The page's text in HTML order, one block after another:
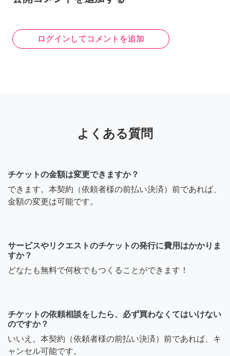
可能ですがお住まいはどち
らでしょうか？
はじめまして。１５０L以下
6年前
ご質問頂きありがとうござ
います。住まいは八王子に
なります。土日平日対応し
ていますが時間帯も日によ
ログインしてコメントを追加
よくある質問
チケットの金額は変更できますか？
できます。本契約（依頼者様の前払い決済）前であれば、
金額の変更は可能です。
サービスやリクエストのチケットの発行に費用はかかりま
すか？
どなたも無料で何枚でもつくることができます！
チケットの依頼相談をしたら、必ず買わなくてはいけない
のですか？
いいえ。本契約（依頼者様の前払い決済）前であれば、キ
ャンセル可能です。